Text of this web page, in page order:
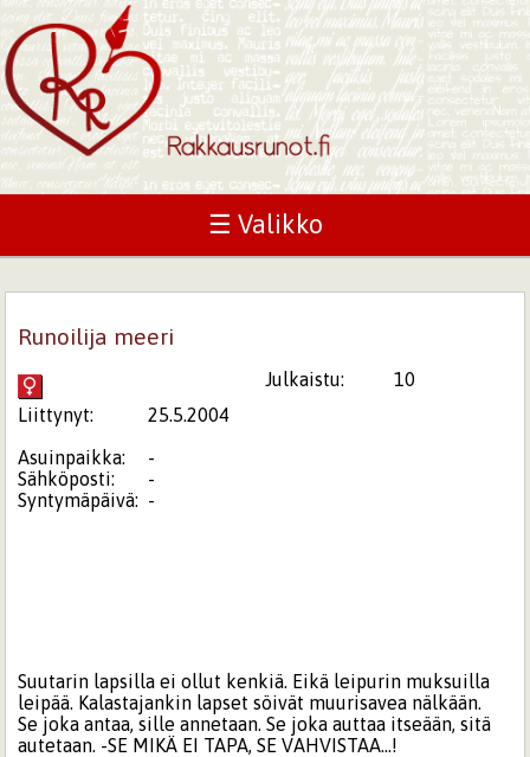
☰ Valikko
Runoilija meeri
Julkaistu:
10
Liittynyt:
25.5.2004
Asuinpaikka:
-
Sähköposti:
-
Syntymäpäivä: -
Suutarin lapsilla ei ollut kenkiä. Eikä leipurin muksuilla
leipää. Kalastajankin lapset söivät muurisavea nälkään.
Se joka antaa, sille annetaan. Se joka auttaa itseään, sitä
autetaan. -SE MIKÄ EI TAPA, SE VAHVISTAA...!